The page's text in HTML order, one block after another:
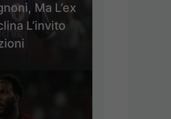
Ma L’ex
L’invito